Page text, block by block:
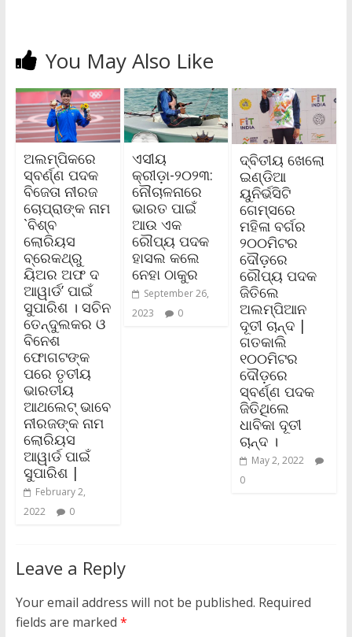
You May Also Like
ଅଲମ୍ପିକରେ
ସ୍ବର୍ଣ୍ଣ ପଦକ
ବିଜେତା ନୀରଜ
ଚୋପ୍ରାଙ୍କ ନାମ
`ବିଶ୍ବ
ଲୋରିୟସ
ବ୍ରେକଥ୍ରୁ
ୟିଅର ଅଫ ଦ
ଆୱାର୍ଡ’ ପାଇଁ
ସୁପାରିଶ । ସଚିନ
ତେନ୍ଦୁଲକର ଓ
ବିନେଶ
ଫୋଗଟଙ୍କ
ପରେ ତୃତୀୟ
ଭାରତୀୟ
ଆଥଲେଟ୍ ଭାବେ
ନୀରଜଙ୍କ ନାମ
ଲୋରିୟସ
ଆୱାର୍ଡ ପାଇଁ
ସୁପାରିଶ |
February 2,
2022
0
ଏସୀୟ
କ୍ରୀଡ଼ା-୨୦୨୩:
ନୌଚାଳନାରେ
ଭାରତ ପାଇଁ
ଆଉ ଏକ
ରୌପ୍ୟ ପଦକ
ହାସଲ କଲେ
ନେହା ଠାକୁର
September 26,
2023
0
ଦ୍ବିତୀୟ ଖେଲୋ
ଇଣ୍ଡିଆ
ୟୁନିର୍ଭସିଟି
ଗେମ୍ସରେ
ମହିଳା ବର୍ଗର
୨୦୦ମିଟର
ଦୌଡ଼ରେ
ରୌପ୍ୟ ପଦକ
ଜିତିଲେ
ଅଲମ୍ପିଆନ
ଦୂତୀ ଚାନ୍ଦ |
ଗତକାଲି
୧୦୦ମିଟର
ଦୌଡ଼ରେ
ସ୍ବର୍ଣ୍ଣ ପଦକ
ଜିତିଥିଲେ
ଧାବିକା ଦୂତୀ
ଚାନ୍ଦ ।
May 2, 2022
0
Leave a Reply
Your email address will not be published. Required
fields are marked *